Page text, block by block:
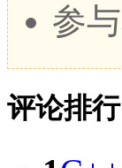
参
评论排行